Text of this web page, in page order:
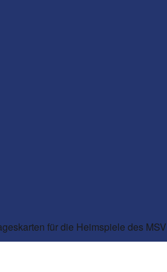
für die Heimspiele des